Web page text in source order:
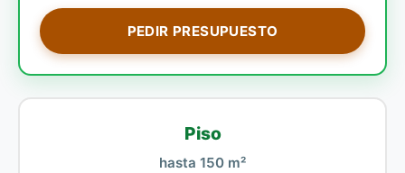
PEDIR PRESUPUESTO
Piso
hasta 150 m²